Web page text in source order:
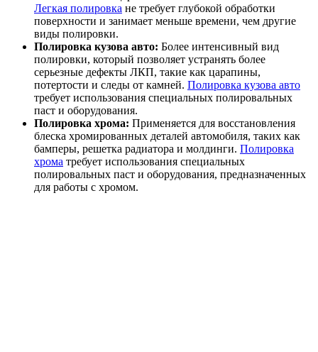
Легкая полировка не требует глубокой обработки
поверхности и занимает меньше времени, чем другие
виды полировки.
Полировка кузова авто: Более интенсивный вид
полировки, который позволяет устранять более
серьезные дефекты ЛКП, такие как царапины,
потертости и следы от камней. Полировка кузова авто
требует использования специальных полировальных
паст и оборудования.
Полировка хрома: Применяется для восстановления
блеска хромированных деталей автомобиля, таких как
бамперы, решетка радиатора и молдинги. Полировка
хрома требует использования специальных
полировальных паст и оборудования, предназначенных
для работы с хромом.